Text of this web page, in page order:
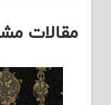
مقالات